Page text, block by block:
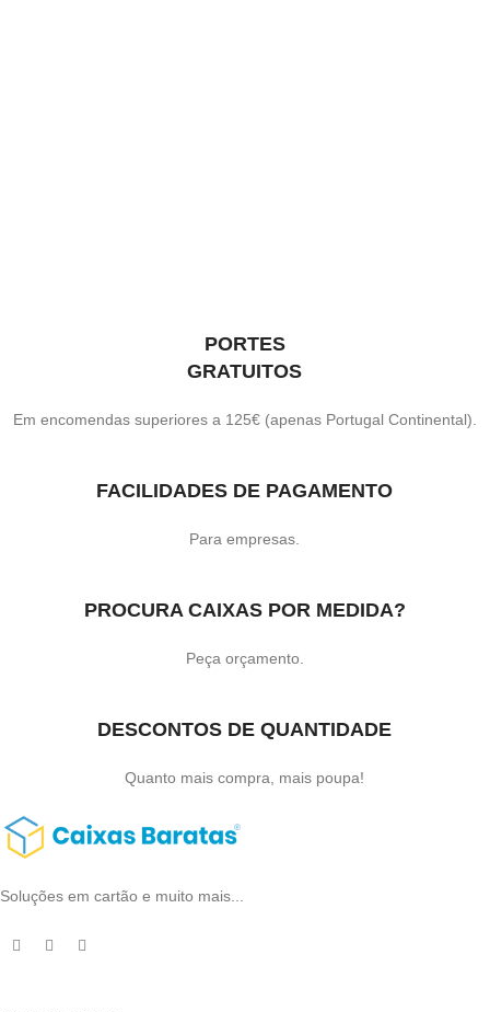
PORTES
GRATUITOS
Em encomendas superiores a 125€ (apenas Portugal Continental).
FACILIDADES DE PAGAMENTO
Para empresas.
PROCURA CAIXAS POR MEDIDA?
Peça orçamento.
DESCONTOS DE QUANTIDADE
Quanto mais compra, mais poupa!
Soluções em cartão e muito mais...